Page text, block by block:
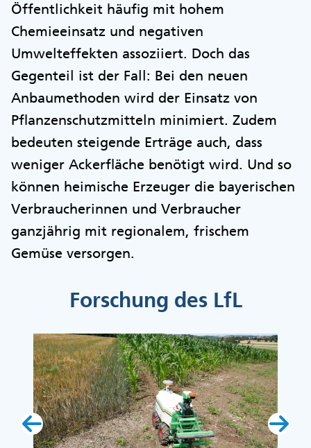
Öffentlichkeit häufig mit hohem
Chemieeinsatz und negativen
Umwelteffekten assoziiert. Doch das
Gegenteil ist der Fall: Bei den neuen
Anbaumethoden wird der Einsatz von
Pflanzenschutzmitteln minimiert. Zudem
bedeuten steigende Erträge auch, dass
weniger Ackerfläche benötigt wird. Und so
können heimische Erzeuger die bayerischen
Verbraucherinnen und Verbraucher
ganzjährig mit regionalem, frischem
Gemüse versorgen.
Forschung des LfL